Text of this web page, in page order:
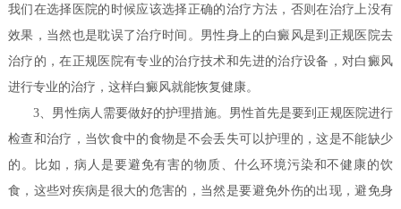
我们在选择医院的时候应该选择正确的治疗方法，否则在治疗上没有
效果，当然也是耽误了治疗时间。男性身上的白癜风是到正规医院去
治疗的，在正规医院有专业的治疗技术和先进的治疗设备，对白癜风
进行专业的治疗，这样白癜风就能恢复健康。
3、男性病人需要做好的护理措施。男性首先是要到正规医院进行
检查和治疗，当饮食中的食物是不会丢失可以护理的，这是不能缺少
的。比如，病人是要避免有害的物质、什么环境污染和不健康的饮
食，这些对疾病是很大的危害的，当然是要避免外伤的出现，避免身